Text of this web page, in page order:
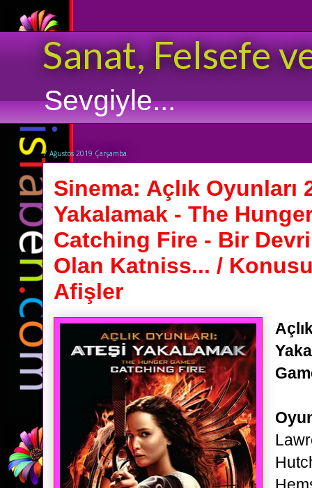
Sanat, Felsefe
Sevgiyle...
7 Ağustos 2019 Çarşamba
Sinema: Açlık Oyunları
Yakalamak - The
Catching Fire - Bir
Olan Katniss... /
Afişler